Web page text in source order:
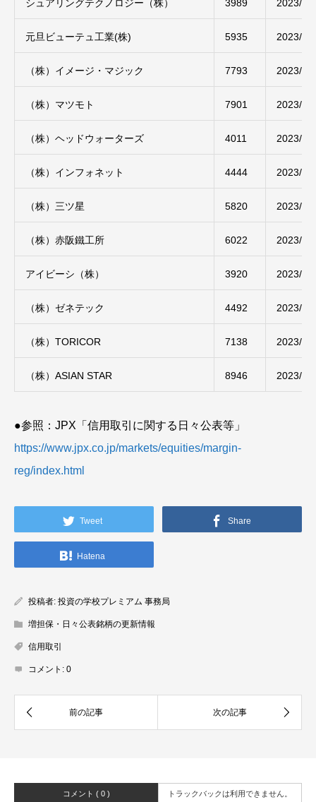
シュアリングテクノロジー（株） 3989 2023/
元旦ビューテュ工業(株) 5935 2023/
（株）イメージ・マジック 7793 2023/
（株）マツモト 7901 2023/
（株）ヘッドウォーターズ 4011 2023/
（株）インフォネット 4444 2023/
（株）三ツ星 5820 2023/
（株）赤阪鐵工所 6022 2023/
アイビーシ（株） 3920 2023/
（株）ゼネテック 4492 2023/
（株）TORICOR 7138 2023/
（株）ASIAN STAR 8946 2023/
●参照：JPX「信用取引に関する日々公表等」
https://www.jpx.co.jp/markets/equities/margin-
reg/index.html
Tweet Share
Hatena
投稿者: 投資の学校プレミアム 事務局
増担保・日々公表銘柄の更新情報
信用取引
コメント: 0
コメント ( 0 ) トラックバックは利用できません。